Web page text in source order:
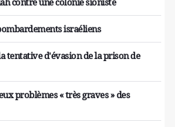
israéliens
tentative d'évasion de la prison de
problèmes « très graves » des